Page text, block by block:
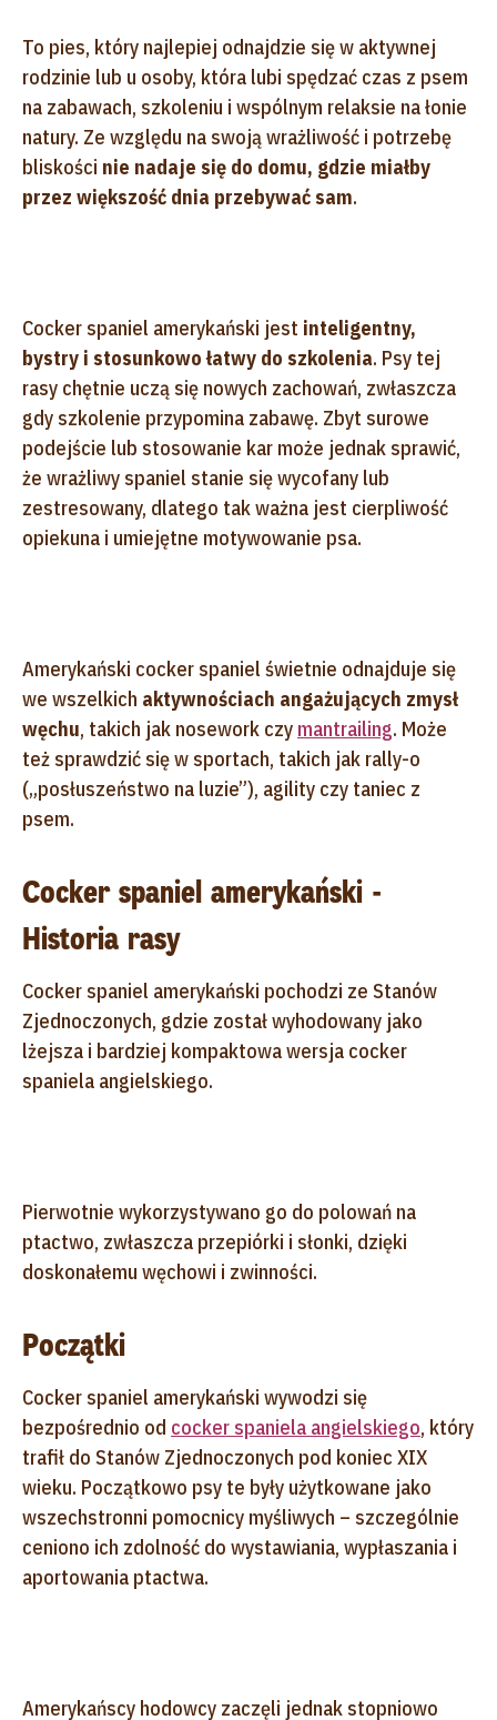
To pies, który najlepiej odnajdzie się w aktywnej
rodzinie lub u osoby, która lubi spędzać czas z psem
na zabawach, szkoleniu i wspólnym relaksie na łonie
natury. Ze względu na swoją wrażliwość i potrzebę
bliskości nie nadaje się do domu, gdzie miałby
przez większość dnia przebywać sam.
Cocker spaniel amerykański jest inteligentny,
bystry i stosunkowo łatwy do szkolenia. Psy tej
rasy chętnie uczą się nowych zachowań, zwłaszcza
gdy szkolenie przypomina zabawę. Zbyt surowe
podejście lub stosowanie kar może jednak sprawić,
że wrażliwy spaniel stanie się wycofany lub
zestresowany, dlatego tak ważna jest cierpliwość
opiekuna i umiejętne motywowanie psa.
Amerykański cocker spaniel świetnie odnajduje się
we wszelkich aktywnościach angażujących zmysł
węchu, takich jak nosework czy mantrailing. Może
też sprawdzić się w sportach, takich jak rally-o
(„posłuszeństwo na luzie”), agility czy taniec z
psem.
Cocker spaniel amerykański -
Historia rasy
Cocker spaniel amerykański pochodzi ze Stanów
Zjednoczonych, gdzie został wyhodowany jako
lżejsza i bardziej kompaktowa wersja cocker
spaniela angielskiego.
Pierwotnie wykorzystywano go do polowań na
ptactwo, zwłaszcza przepiórki i słonki, dzięki
doskonałemu węchowi i zwinności.
Początki
Cocker spaniel amerykański wywodzi się
bezpośrednio od cocker spaniela angielskiego, który
trafił do Stanów Zjednoczonych pod koniec XIX
wieku. Początkowo psy te były użytkowane jako
wszechstronni pomocnicy myśliwych – szczególnie
ceniono ich zdolność do wystawiania, wypłaszania i
aportowania ptactwa.
Amerykańscy hodowcy zaczęli jednak stopniowo